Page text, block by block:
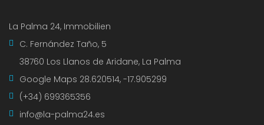
La Palma 24, Immobilien
C. Fernández Taño, 5
38760 Los Llanos de Aridane, La Palma
Google Maps 28.620514, -17.905299
(+34) 699365356
info@la-palma24.es